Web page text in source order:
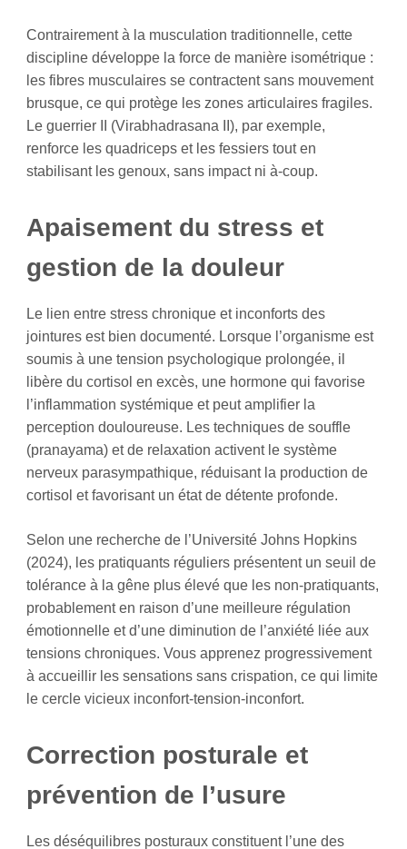
Contrairement à la musculation traditionnelle, cette
discipline développe la force de manière isométrique :
les fibres musculaires se contractent sans mouvement
brusque, ce qui protège les zones articulaires fragiles.
Le guerrier II (Virabhadrasana II), par exemple,
renforce les quadriceps et les fessiers tout en
stabilisant les genoux, sans impact ni à-coup.
Apaisement du stress et
gestion de la douleur
Le lien entre stress chronique et inconforts des
jointures est bien documenté. Lorsque l’organisme est
soumis à une tension psychologique prolongée, il
libère du cortisol en excès, une hormone qui favorise
l’inflammation systémique et peut amplifier la
perception douloureuse. Les techniques de souffle
(pranayama) et de relaxation activent le système
nerveux parasympathique, réduisant la production de
cortisol et favorisant un état de détente profonde.
Selon une recherche de l’Université Johns Hopkins
(2024), les pratiquants réguliers présentent un seuil de
tolérance à la gêne plus élevé que les non-pratiquants,
probablement en raison d’une meilleure régulation
émotionnelle et d’une diminution de l’anxiété liée aux
tensions chroniques. Vous apprenez progressivement
à accueillir les sensations sans crispation, ce qui limite
le cercle vicieux inconfort-tension-inconfort.
Correction posturale et
prévention de l’usure
Les déséquilibres posturaux constituent l’une des